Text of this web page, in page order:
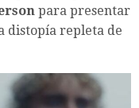
para presentar
distopía repleta de